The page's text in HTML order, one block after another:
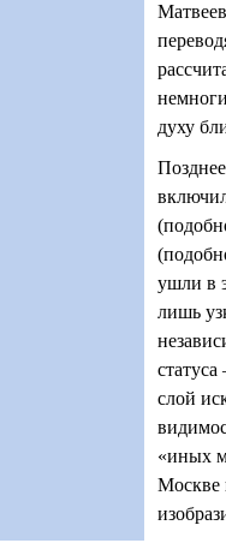
духу
ушли в
лишь
слой
«иных
Москве